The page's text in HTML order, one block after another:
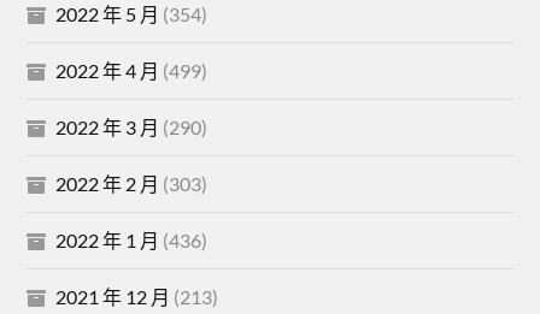
2022 年 5 月 (354)
2022 年 4 月 (499)
2022 年 3 月 (290)
2022 年 2 月 (303)
2022 年 1 月 (436)
2021 年 12 月 (213)